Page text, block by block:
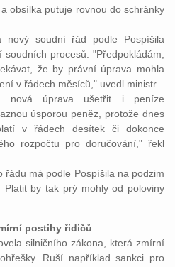
obsílka putuje rovnou do schránky
nový soudní řád podle Pospíšila
procesů. "Předpokládám,
že by právní úprava mohla
v řádech měsíců," uvedl ministr.
nová úprava ušetřit i peníze
úsporou peněz, protože dnes
v řádech desítek či dokonce
rozpočtu pro doručování," řekl
řádu má podle Pospíšila na podzim
Platit by tak prý mohly od poloviny
postihy řidičů
silničního zákona, která zmírní
Ruší například sankci pro